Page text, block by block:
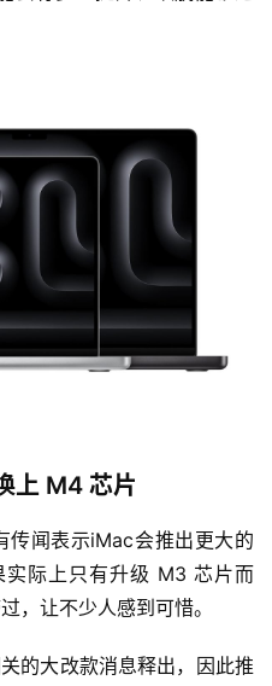
上 M4 芯片
传闻表示iMac会推出更大的
际上只有升级 M3 芯片而
，让不少人感到可惜。
的大改款消息释出，因此推